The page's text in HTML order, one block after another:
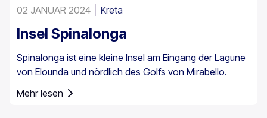
02 JANUAR 2024 Kreta
Insel Spinalonga
Spinalonga ist eine kleine Insel am Eingang der Lagune
von Elounda und nördlich des Golfs von Mirabello.
Mehr lesen